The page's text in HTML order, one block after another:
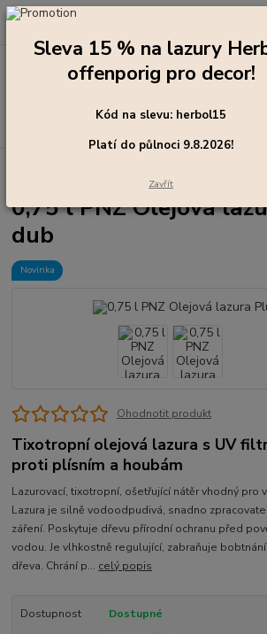
+420 273 136 255
0,75 l PNZ Olejová
0,75 l PNZ Olejová
dub
Novinka
Ohodnotit produkt
Tixotropní olejová lazura s UV
proti plísním a houbám
Lazurovací, tixotropní, ošetřující nátěr vhodný pro
Lazura je silně vodoodpudivá, snadno
záření. Poskytuje dřevu přírodní ochranu před
vodou. Je vlhkostně regulující, zabraňuje
dřeva. Chrání p... celý popis
Dostupnost
Dostupné
Sleva 15 % na lazury
offenporig pro decor!
Kód na slevu: herbol15
Platí do půlnoci 9.8.2026!
Zavřít